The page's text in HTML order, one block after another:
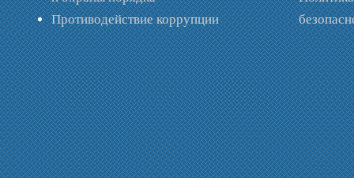
Противодействие коррупции